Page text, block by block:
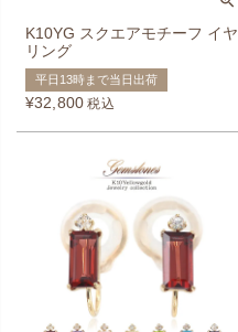
K10YG スクエアモチーフ イヤ
リング
平日13時まで当日出荷
¥32,800 税込